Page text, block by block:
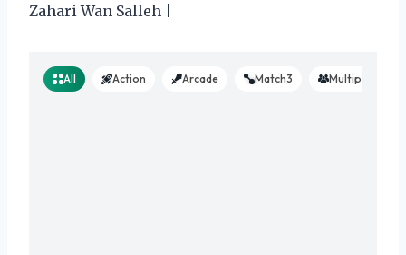
Zahari Wan Salleh |